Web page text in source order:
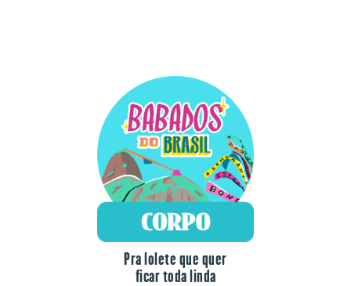
Pra lolete que quer
ficar toda linda